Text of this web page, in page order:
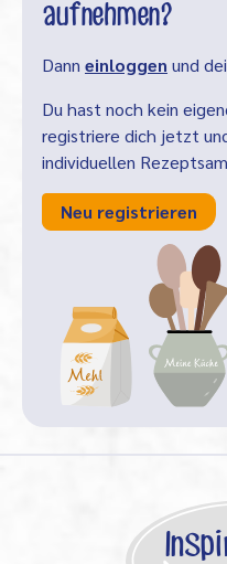
aufnehmen?
Dann einloggen und
Du hast noch kein
registriere dich jetzt
individuellen
Neu registrieren